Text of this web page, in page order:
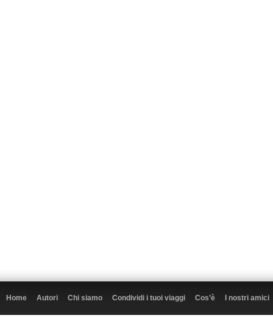
Home Autori Chi siamo Condividi i tuoi viaggi Cos’è I nostri amici